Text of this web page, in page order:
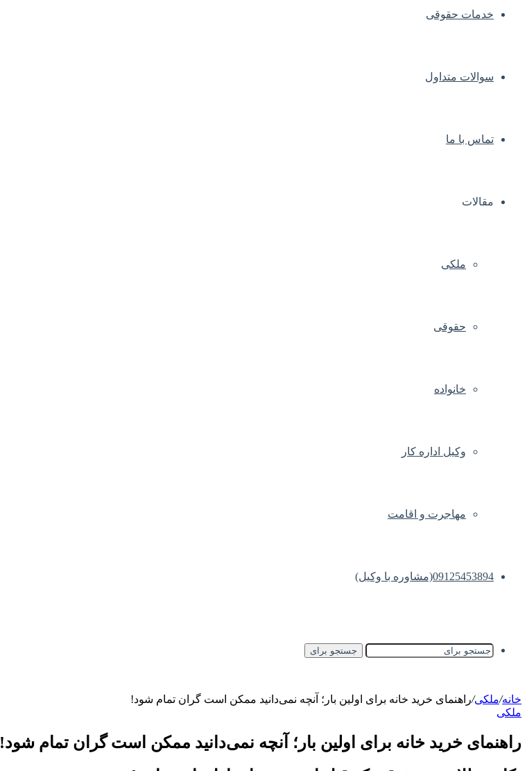
خدمات حقوقی
سوالات متداول
تماس با ما
مقالات
ملکی
حقوقی
خانواده
وکیل اداره کار
مهاجرت و اقامت
09125453894(مشاوره با وکیل)
جستجو برای
خانه/ملکی/راهنمای خرید خانه برای اولین بار؛ آنچه نمی‌دانید ممکن است گران تمام شود!
ملکی
راهنمای خرید خانه برای اولین بار؛ آنچه نمی‌دانید ممکن است گران تمام شود!